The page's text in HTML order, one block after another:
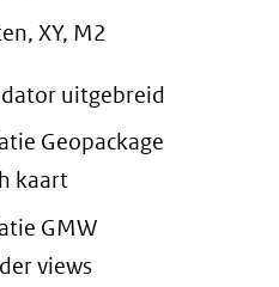
XY, M2
uitgebreid
Geopackage
kaart
GMW
views